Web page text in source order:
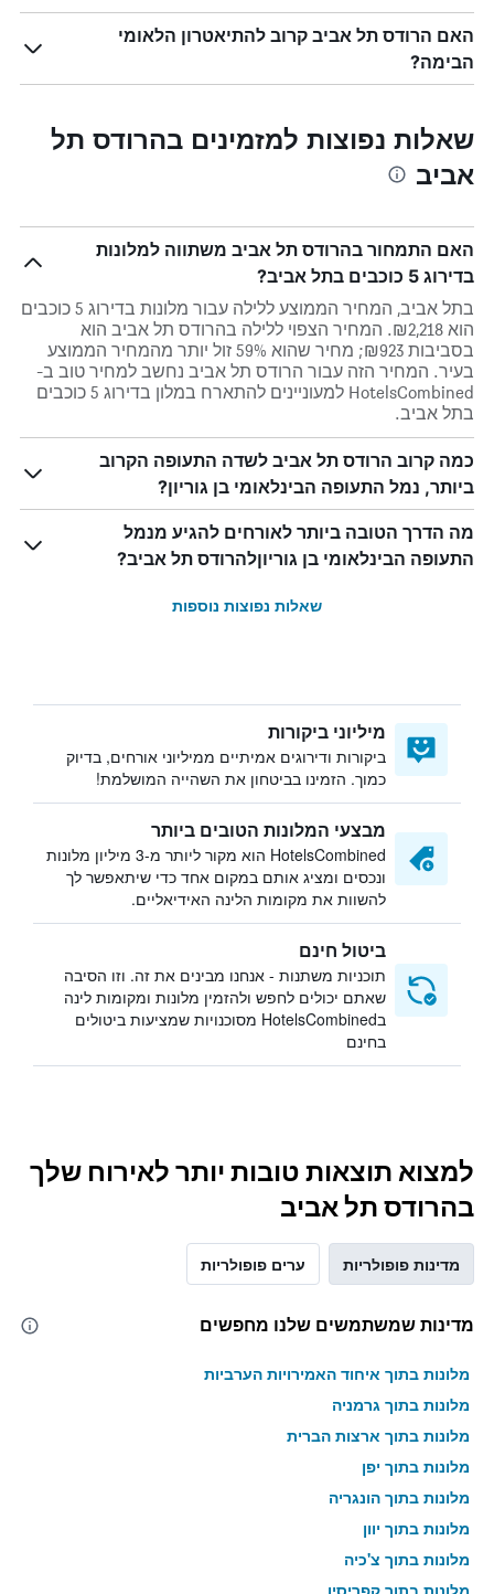
האם הרודס תל אביב קרוב להתיאטרון הלאומי
הבימה?
שאלות נפוצות למזמינים בהרודס תל
אביב
האם התמחור בהרודס תל אביב משתווה למלונות
בדירוג 5 כוכבים בתל אביב?
בתל אביב, המחיר הממוצע ללילה עבור מלונות בדירוג 5 כוכבים
הוא ₪2,218. המחיר הצפוי ללילה בהרודס תל אביב הוא
בסביבות ₪923; מחיר שהוא 59% זול יותר מהמחיר הממוצע
בעיר. המחיר הזה עבור הרודס תל אביב נחשב למחיר טוב ב-
HotelsCombined למעוניינים להתארח במלון בדירוג 5 כוכבים
בתל אביב.
כמה קרוב הרודס תל אביב לשדה התעופה הקרוב
ביותר, נמל התעופה הבינלאומי בן גוריון?
מה הדרך הטובה ביותר לאורחים להגיע מנמל
התעופה הבינלאומי בן גוריוןלהרודס תל אביב?
שאלות נפוצות נוספות
מיליוני ביקורות
ביקורות ודירוגים אמיתיים ממיליוני אורחים, בדיוק
כמוך. הזמינו בביטחון את השהייה המושלמת!
מבצעי המלונות הטובים ביותר
HotelsCombined הוא מקור ליותר מ-3 מיליון מלונות
ונכסים ומציג אותם במקום אחד כדי שיתאפשר לך
להשוות את מקומות הלינה האידיאליים.
ביטול חינם
תוכניות משתנות - אנחנו מבינים את זה. וזו הסיבה
שאתם יכולים לחפש ולהזמין מלונות ומקומות לינה
בHotelsCombined מסוכנויות שמציעות ביטולים
בחינם
למצוא תוצאות טובות יותר לאירוח שלך
בהרודס תל אביב
מדינות פופולריות ערים פופולריות
מדינות שמשתמשים שלנו מחפשים
מלונות בתוך איחוד האמירויות הערביות
מלונות בתוך גרמניה
מלונות בתוך ארצות הברית
מלונות בתוך יפן
מלונות בתוך הונגריה
מלונות בתוך יוון
מלונות בתוך צ'כיה
מלונות בתוך קפריסין